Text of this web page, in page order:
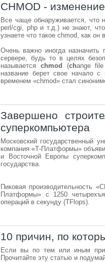
CHMOD -
Все чаще обнаруживается, что
perl/cgi, php и т.д.) не знают,
узнаете что такое chmod, как
Очень важно иногда
сервере, будь то в целях
называется chmod (change file
название берет свое начало
временем «chmod» стал
Завершено
суперкомпьютера
Московский государственный
компания «Т-Платформы»
и Восточной Европы
государства.
Пиковая производительность
Платформы» с 1250
операций в секунду (TFlops).
10 причин, по
Если вы по тем или иным
Прочитайте эту статью и